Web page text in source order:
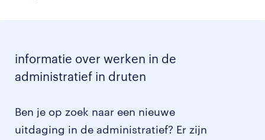
informatie over werken in de
administratief in druten
Ben je op zoek naar een nieuwe
uitdaging in de administratief? Er zijn